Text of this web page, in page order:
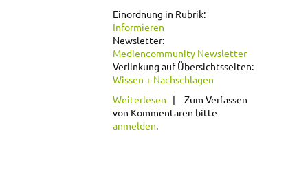
Einordnung in Rubrik:
Informieren
Newsletter:
Mediencommunity Newsletter
Verlinkung auf Übersichtsseiten:
Wissen + Nachschlagen
Weiterlesen über Newsletter
Februar 2011
Zum Verfassen
von Kommentaren bitte
anmelden.